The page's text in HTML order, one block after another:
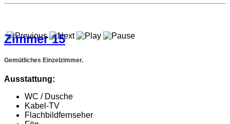
Zimmer 15
Gemütliches Einzelzimmer.
Ausstattung:
WC / Dusche
Kabel-TV
Flachbildfernseher